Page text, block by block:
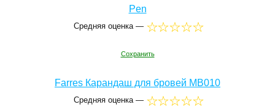
Pen
Средняя оценка —
Сохранить
Farres Карандаш для бровей MB010
Средняя оценка —